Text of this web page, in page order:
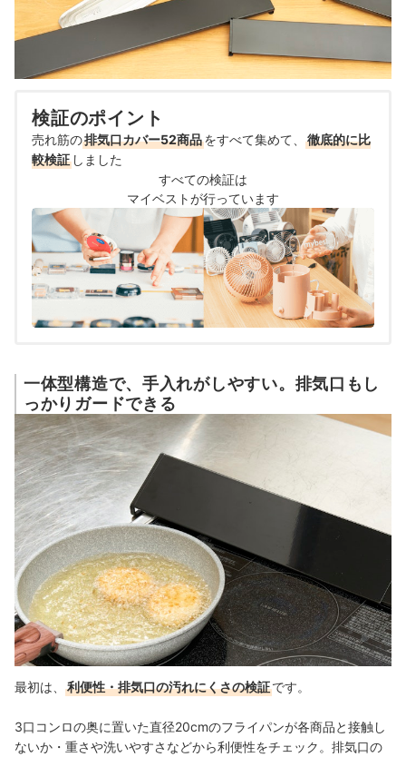
検証のポイント
売れ筋の排気口カバー52商品をすべて集めて、
徹底的に比
較検証 しました
すべての検証は
マイベストが行っています
一体型構造で、手入れがしやすい。排気口もし
っかりガードできる
最初は、 利便性・排気口の汚れにくさの検証です。
3口コンロの奥に置いた直径20cmのフライパンが各商品と接触し
ないか・ 重さや洗いやすさなどから利便性をチェック。排気口の